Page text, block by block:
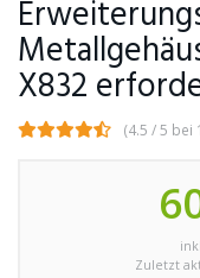
X832
(4.5 / 5 bei
Zuletzt